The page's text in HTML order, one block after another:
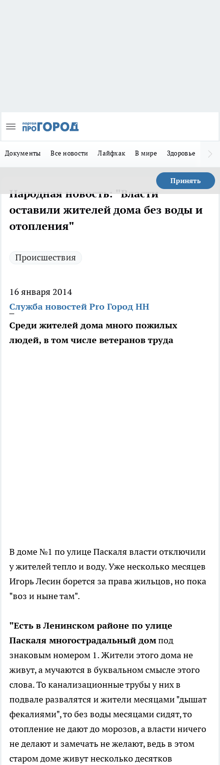
Документы Все новости Лайфхак В мире Здоровье
Принять
Народная новость: "Власти
оставили жителей дома без воды и
отопления"
Происшествия
16 января 2014
Служба новостей Pro Город НН
Среди жителей дома много пожилых
людей, в том числе ветеранов труда
В доме №1 по улице Паскаля власти отключили
у жителей тепло и воду. Уже несколько месяцев
Игорь Лесин борется за права жильцов, но пока
"воз и ныне там".
"Есть в Ленинском районе по улице
Паскаля многострадальный домпод
знаковым номером 1. Жители этого дома не
живут, а мучаются в буквальном смысле этого
слова. То канализационные трубы у них в
подвале развалятся и жители месяцами "дышат
фекалиями", то без воды месяцами сидят, то
отопление не дают до морозов, а власти ничего
не делают и замечать не желают, ведь в этом
старом доме живут несколько десятков